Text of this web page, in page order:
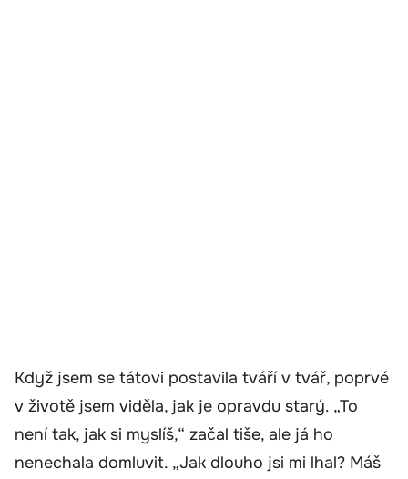
Když jsem se tátovi postavila tváří v tvář, poprvé
v životě jsem viděla, jak je opravdu starý. „To
není tak, jak si myslíš,“ začal tiše, ale já ho
nenechala domluvit. „Jak dlouho jsi mi lhal? Máš